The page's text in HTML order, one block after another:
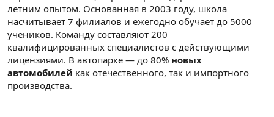
летним опытом. Основанная в 2003 году, школа
насчитывает 7 филиалов и ежегодно обучает до 5000
учеников. Команду составляют 200
квалифицированных специалистов с действующими
лицензиями. В автопарке — до 80% новых
автомобилей как отечественного, так и импортного
производства.